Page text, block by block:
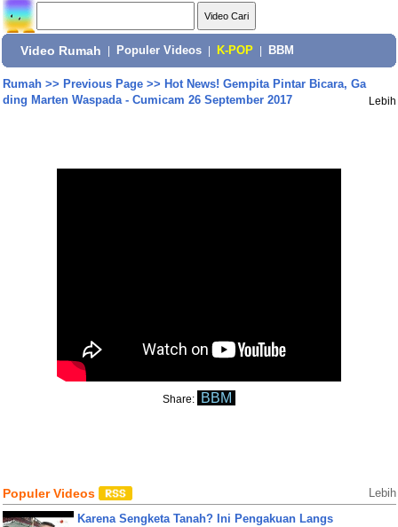
Video Rumah Populer Videos K-POP BBM
Rumah>> Previous Page>> Hot News! Gempita Pintar Bicara, Ga
ding Marten Waspada - Cumicam 26 September 2017
Lebih
Share: BBM
Populer Videos Lebih
Karena Sengketa Tanah? Ini Pengakuan Langs